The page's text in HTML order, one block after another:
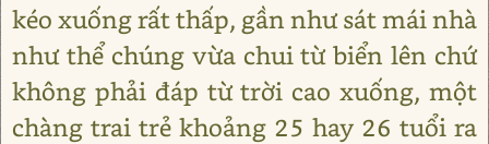
kéo xuống rất thấp, gần như sát mái nhà
như thể chúng vừa chui từ biển lên chứ
không phải đáp từ trời cao xuống, một
chàng trai trẻ khoảng 25 hay 26 tuổi ra